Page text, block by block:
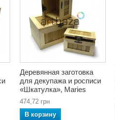
Деревянная заготовка
для декупажа и росписи
«Шкатулка», Maries
474,72 грн
В корзину